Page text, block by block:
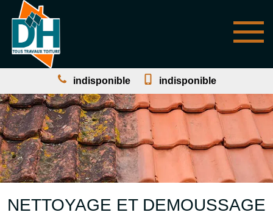
indisponible indisponible
NETTOYAGE ET DEMOUSSAGE